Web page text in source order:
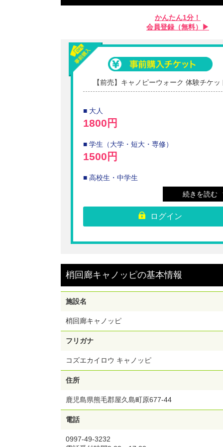
かんたん1分！
会員登録（無料）▶︎
【前売】キャノピーウォーク 体験チケッ
■ 大人
1800円
■ 学生（大学・短大・専修）
1500円
■ 高校生・中学生
900円
☆梢回廊 キャノッピの樹上空中回廊「キャノピー
受付へお越しください。
【利用期間】ご購入日より90日間
続きを読む
ログイン
梢回廊キャノッピの基本情報
施設名
梢回廊キャノッピ
フリガナ
コズエカイロウ キャノッピ
住所
鹿児島県熊毛郡屋久島町原677-44
電話
0997-49-3232